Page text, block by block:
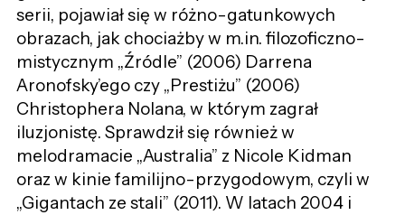
serii, pojawiał się w różno-gatunkowych
obrazach, jak chociażby w m.in. filozoficzno-
mistycznym „Źródle” (2006) Darrena
Aronofsky’ego czy „Prestiżu” (2006)
Christophera Nolana, w którym zagrał
iluzjonistę. Sprawdził się również w
melodramacie „Australia” z Nicole Kidman
oraz w kinie familijno-przygodowym, czyli w
„Gigantach ze stali” (2011). W latach 2004 i